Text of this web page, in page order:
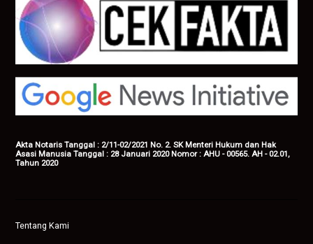
Akta Notaris Tanggal : 2/11-02/2021 No. 2. SK Menteri Hukum dan Hak
Asasi Manusia Tanggal : 28 Januari 2020 Nomor : AHU - 00565. AH - 02.01,
Tahun 2020
Tentang Kami